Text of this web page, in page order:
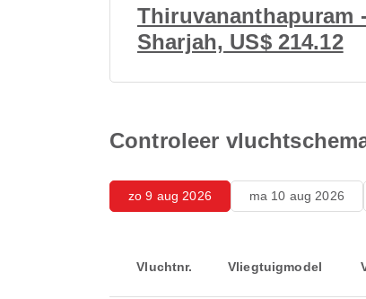
Thiruvananthapuram -
Sharjah, US$ 214.12
Controleer
zo 9 aug 2026 ma 10 aug 2026
Vluchtnr. Vliegtuigmodel